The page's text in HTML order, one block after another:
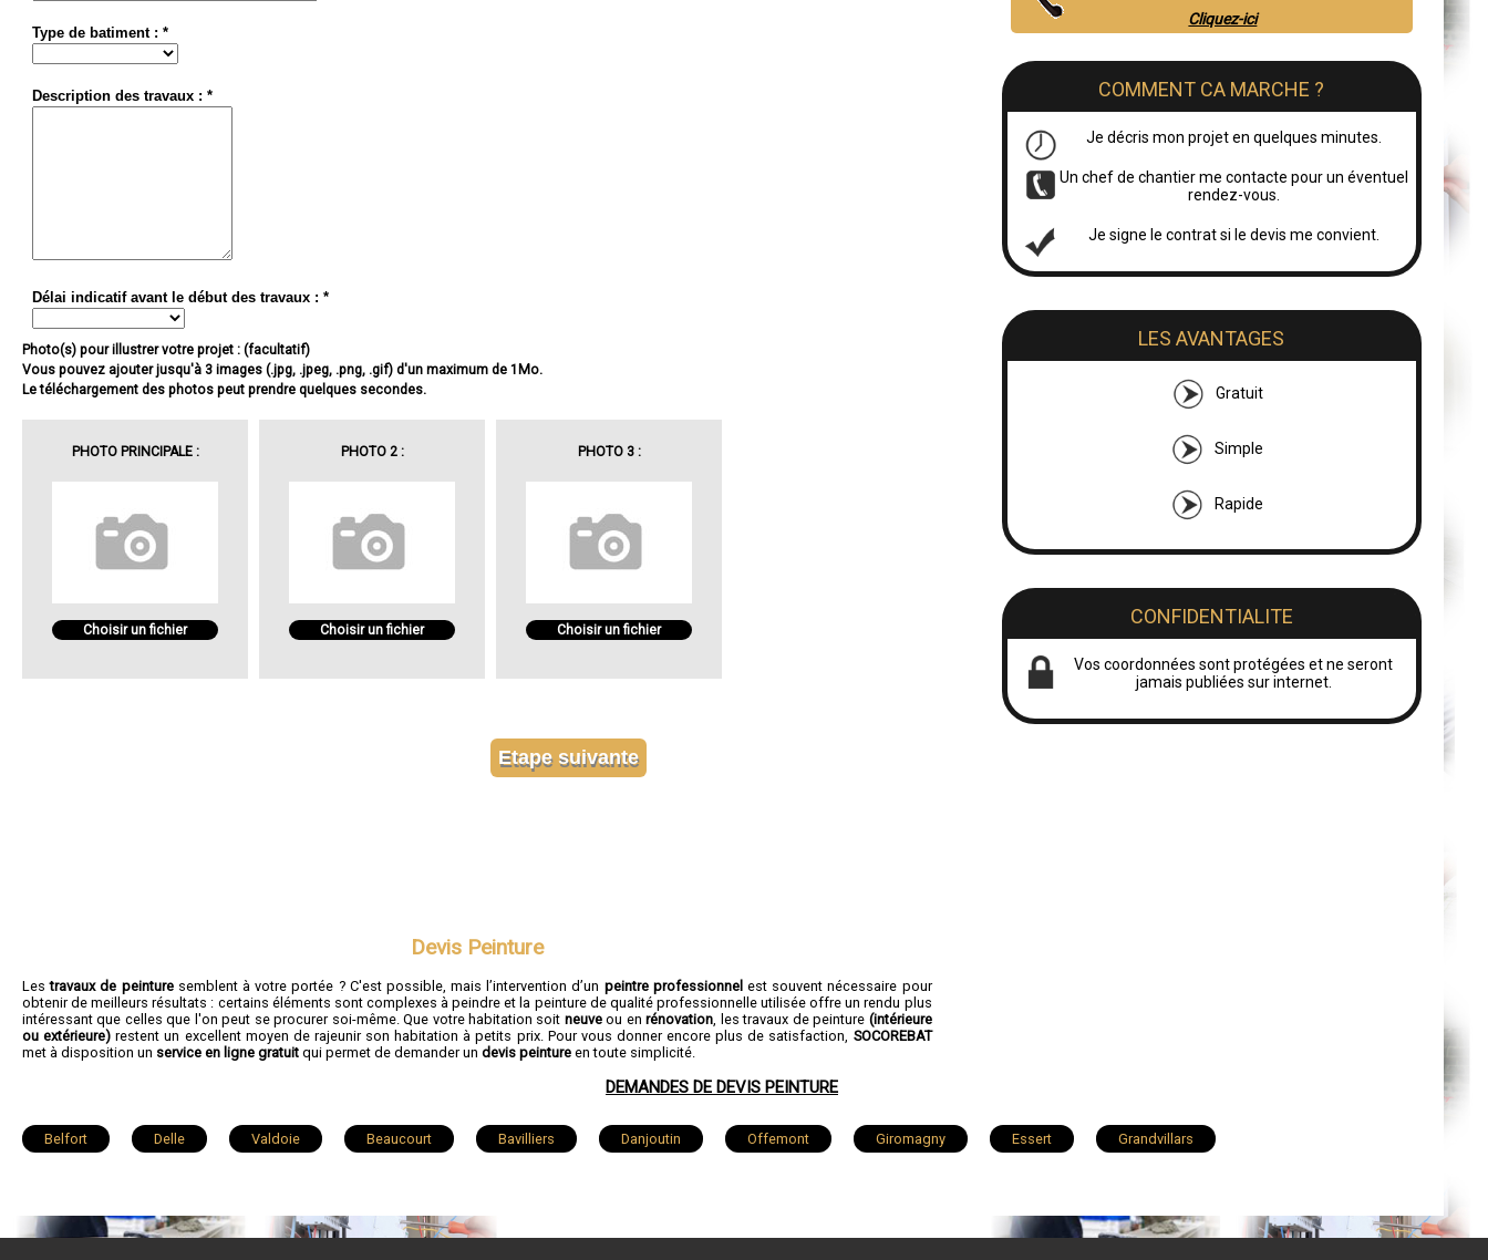
Cliquez-ici
COMMENT CA MARCHE ?
Je décris mon projet en quelques minutes.
Un chef de chantier me contacte pour un éventuel
rendez-vous.
Je signe le contrat si le devis me convient.
LES AVANTAGES
Gratuit
Simple
Rapide
CONFIDENTIALITE
Vos coordonnées sont protégées et ne seront
jamais publiées sur internet.
Type de batiment : *
Description des travaux : *
Délai indicatif avant le début des travaux : *
Photo(s) pour illustrer votre projet : (facultatif)
Vous pouvez ajouter jusqu'à 3 images (.jpg, .jpeg, .png, .gif) d'un maximum de 1Mo.
Le téléchargement des photos peut prendre quelques secondes.
PHOTO PRINCIPALE :
Choisir un fichier
PHOTO 2 :
Choisir un fichier
PHOTO 3 :
Choisir un fichier
Devis Peinture
Lestravaux de peinturesemblent à votre portée ? C'est possible, mais l’intervention d’un peintre professionnel est souvent nécessaire pour
obtenir de meilleurs résultats : certains éléments sont complexes à peindre et la peinture de qualité professionnelle utilisée offre un rendu plus
intéressant que celles que l'on peut se procurer soi-même. Que votre habitation soit neuveou enrénovation , les travaux de peinture (intérieure
ou extérieure) restent un excellent moyen de rajeunir son habitation à petits prix. Pour vous donner encore plus de satisfaction, SOCOREBAT
met à disposition un service en ligne gratuit qui permet de demander un devis peinture en toute simplicité.
DEMANDES DE DEVIS PEINTURE
Belfort Delle Valdoie Beaucourt Bavilliers Danjoutin Offemont Giromagny Essert Grandvillars
Andelnans Lepuix Trévenans Morvillars Chaux Montreux-Château Pérouse Éloie Foussemagne Rougegoutte